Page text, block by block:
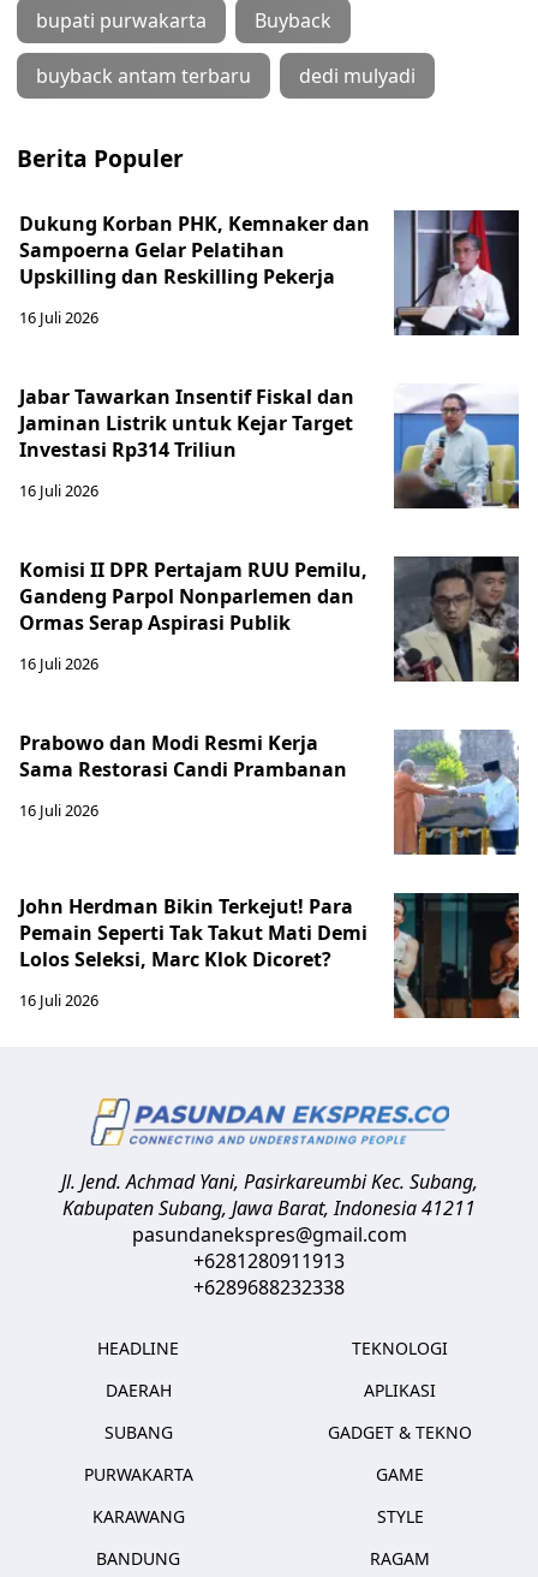
bupati purwakarta Buyback
buyback antam terbaru dedi mulyadi
Berita Populer
Dukung Korban PHK, Kemnaker dan
Sampoerna Gelar Pelatihan
Upskilling dan Reskilling Pekerja
16 Juli 2026
Jabar Tawarkan Insentif Fiskal dan
Jaminan Listrik untuk Kejar Target
Investasi Rp314 Triliun
16 Juli 2026
Komisi II DPR Pertajam RUU Pemilu,
Gandeng Parpol Nonparlemen dan
Ormas Serap Aspirasi Publik
16 Juli 2026
Prabowo dan Modi Resmi Kerja
Sama Restorasi Candi Prambanan
16 Juli 2026
John Herdman Bikin Terkejut! Para
Pemain Seperti Tak Takut Mati Demi
Lolos Seleksi, Marc Klok Dicoret?
16 Juli 2026
Jl. Jend. Achmad Yani, Pasirkareumbi Kec. Subang,
Kabupaten Subang, Jawa Barat,Indonesia41211
pasundanekspres@gmail.com
+6281280911913
+6289688232338
HEADLINE
DAERAH
SUBANG
PURWAKARTA
KARAWANG
BANDUNG
TEKNOLOGI
APLIKASI
GADGET & TEKNO
GAME
STYLE
RAGAM